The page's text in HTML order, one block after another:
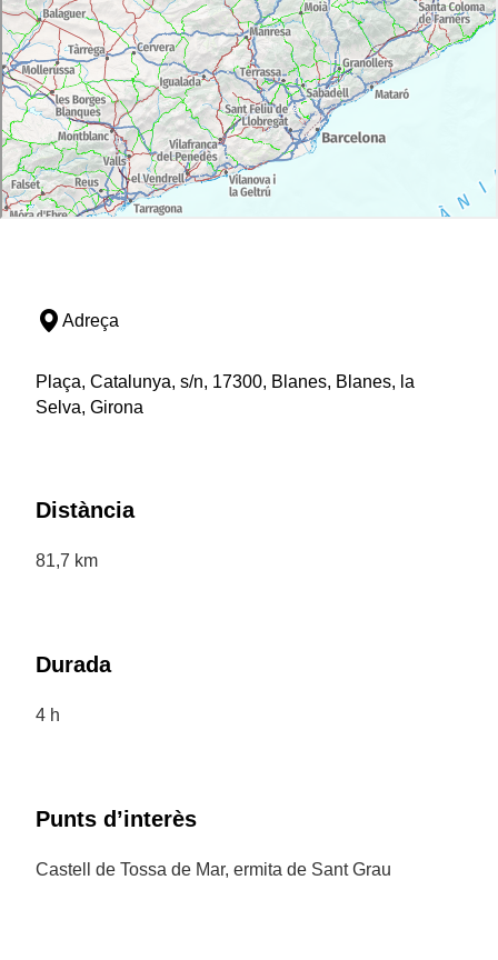
Adreça
Plaça, Catalunya, s/n, 17300, Blanes, Blanes, la
Selva, Girona
Distància
81,7 km
Durada
4 h
Punts d’interès
Castell de Tossa de Mar, ermita de Sant Grau